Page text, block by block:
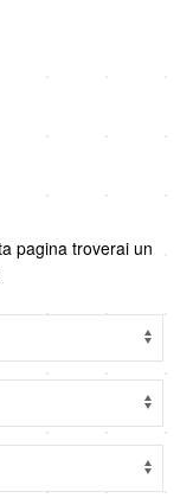
pagina troverai un